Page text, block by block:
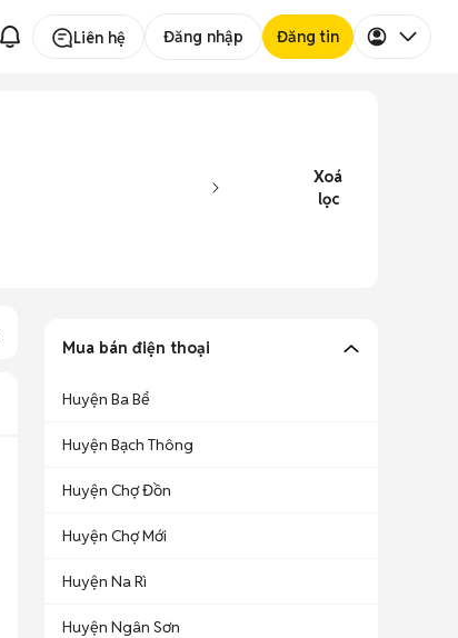
Liên hệ Đăng nhập Đăng tin
Xoá
lọc
Mua bán điện thoại
Huyện Ba Bể
Huyện Bạch Thông
Huyện Chợ Đồn
Huyện Chợ Mới
Huyện Na Rì
Huyện Ngân Sơn